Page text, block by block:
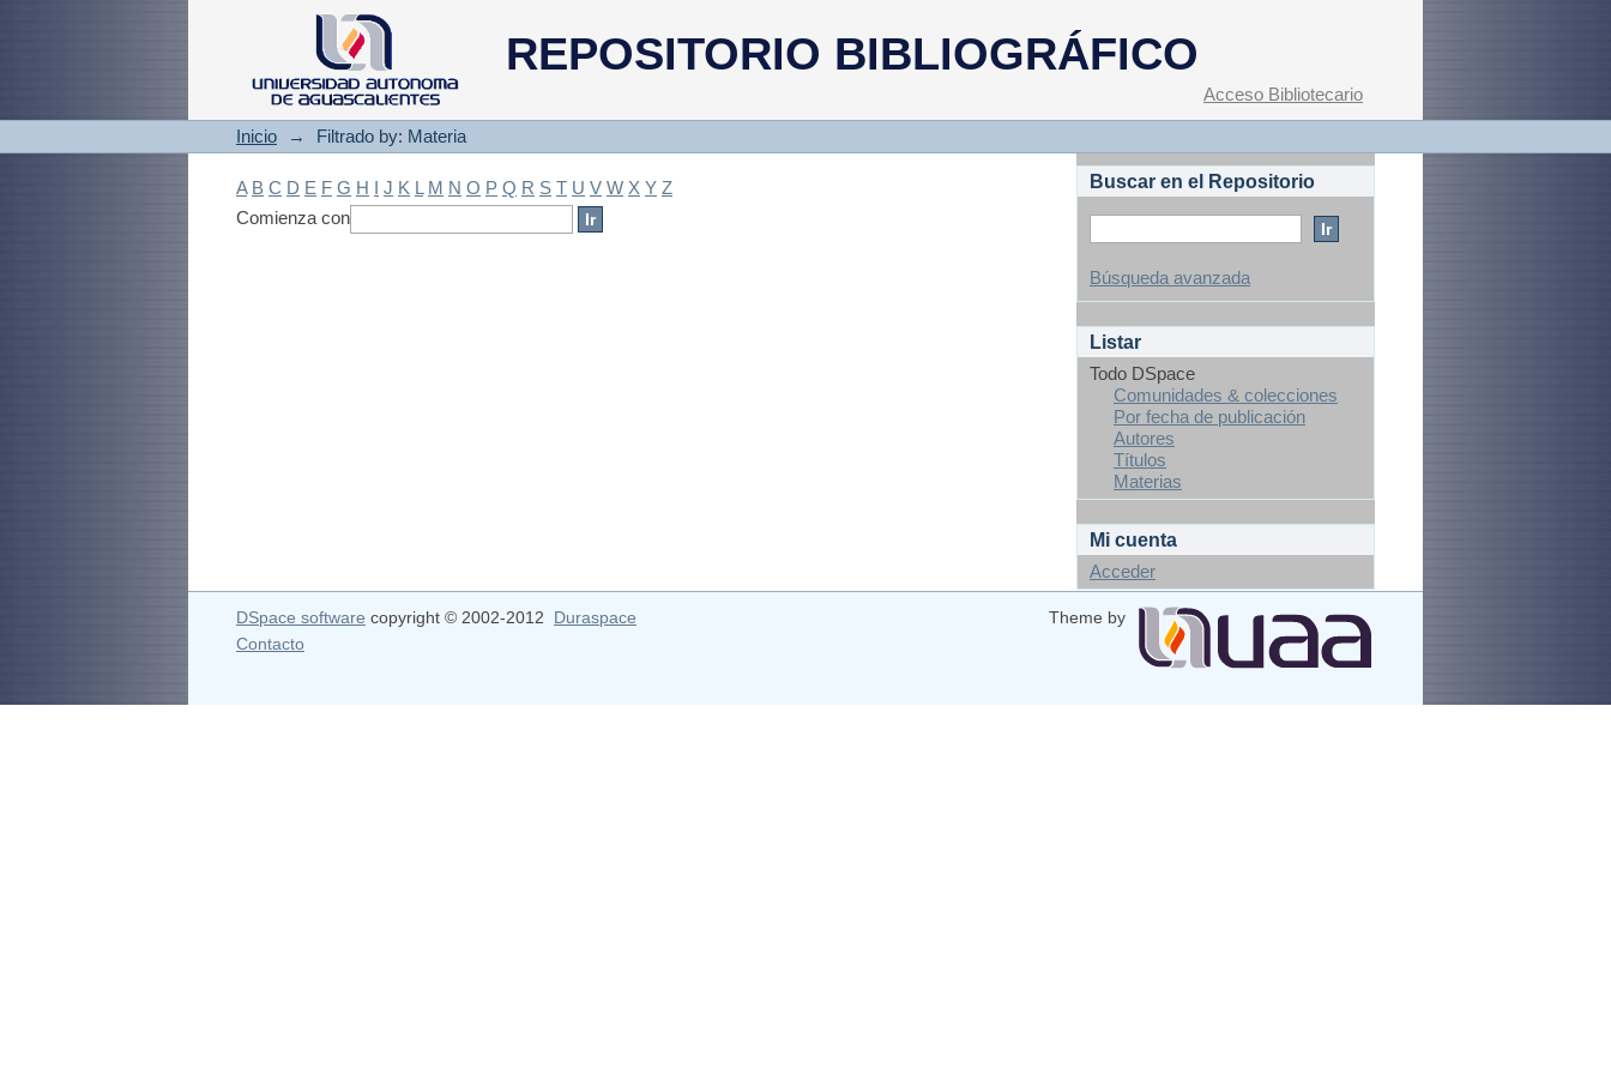
REPOSITORIO BIBLIOGRÁFICO
Filtrado by: Materia
Acceso Bibliotecario
Inicio → Filtrado by: Materia
A B C D E F G H I J K L M N O P Q R S T U V W X Y Z
Comienza con
Buscar en el Repositorio
Búsqueda avanzada
Listar
Todo DSpace
Comunidades & colecciones
Por fecha de publicación
Autores
Títulos
Materias
Mi cuenta
Acceder
DSpace software copyright © 2002-2012 Duraspace
Theme by
Contacto